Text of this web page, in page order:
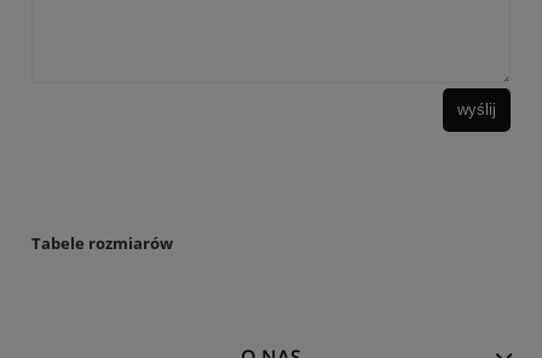
wyślij
Tabele rozmiarów